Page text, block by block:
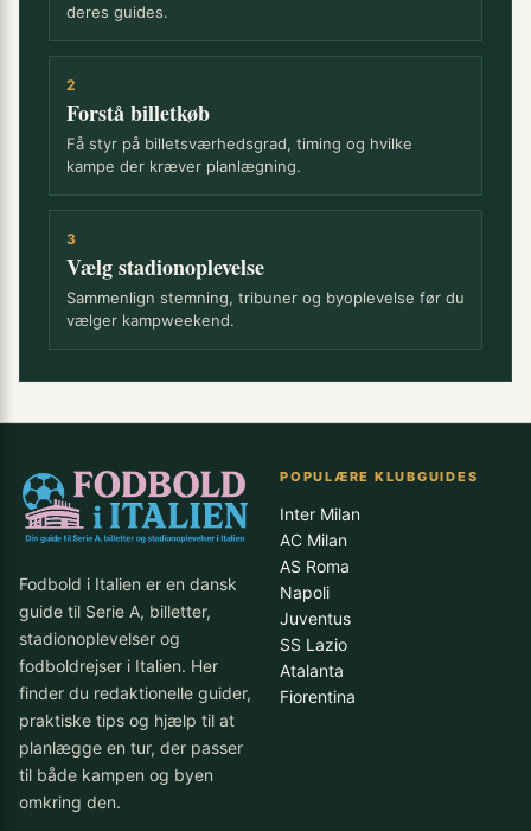
deres guides.
2
Forstå billetkøb
Få styr på billetsværhedsgrad, timing og hvilke
kampe der kræver planlægning.
3
Vælg stadionoplevelse
Sammenlign stemning, tribuner og byoplevelse før du
vælger kampweekend.
Fodbold i Italien er en dansk
guide til Serie A, billetter,
stadionoplevelser og
fodboldrejser i Italien. Her
finder du redaktionelle guider,
praktiske tips og hjælp til at
planlægge en tur, der passer
til både kampen og byen
omkring den.
POPULÆRE KLUBGUIDES
Inter Milan
AC Milan
AS Roma
Napoli
Juventus
SS Lazio
Atalanta
Fiorentina